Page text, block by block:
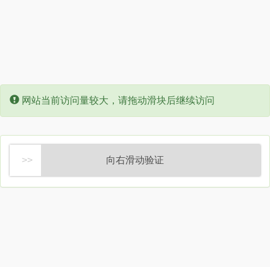
Error:
网站当前访问量较大，请拖动滑块后继续访问
向右滑动验证